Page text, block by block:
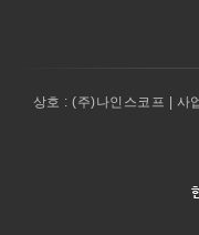
상호 : (주)나인스코프 | 사